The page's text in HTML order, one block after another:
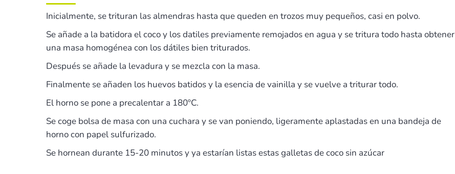
Inicialmente, se trituran las almendras hasta que queden en trozos muy pequeños, casi en polvo.
Se añade a la batidora el coco y los datiles previamente remojados en agua y se tritura todo hasta obtener
una masa homogénea con los dátiles bien triturados.
Después se añade la levadura y se mezcla con la masa.
Finalmente se añaden los huevos batidos y la esencia de vainilla y se vuelve a triturar todo.
El horno se pone a precalentar a 180ºC.
Se coge bolsa de masa con una cuchara y se van poniendo, ligeramente aplastadas en una bandeja de
horno con papel sulfurizado.
Se hornean durante 15-20 minutos y ya estarían listas estas galletas de coco sin azúcar